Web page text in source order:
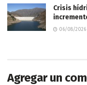
Crisis
06/08/2026
Agregar un